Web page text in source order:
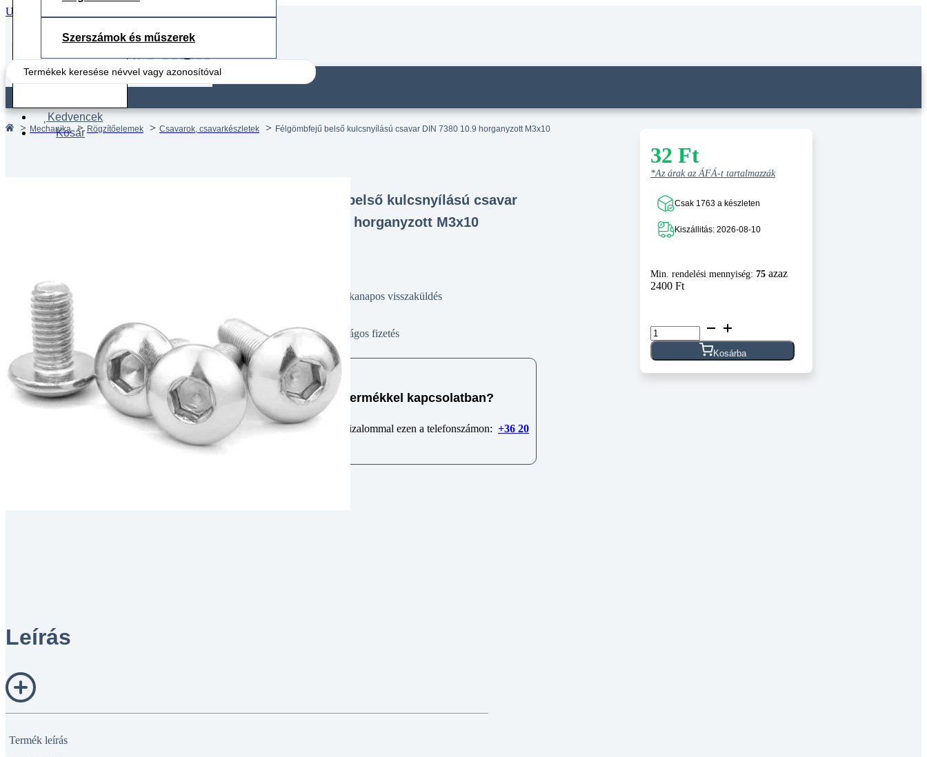
Ugrás a fő tartalomhoz
Search
...
Kedvencek
Kosár
Szerszámok és műszerek
Mechanika Rögzítőelemek Csavarok, csavarkészletek Félgömbfejű belső kulcsnyílású csavar DIN 7380 10.9 horganyzott M3x10
Félgömbfejű belső kulcsnyílású csavar
DIN 7380 10.9 horganyzott M3x10
14 munkanapos visszaküldés
Biztonságos fizetés
Kérdése van termékkel kapcsolatban?
Keressen minket bizalommal ezen a telefonszámon: +36 20
Leírás
Termék leírás
32 Ft
*Az árak az ÁFÁ-t tartalmazzák
Csak 1763 a készleten
Kiszállitás: 2026-08-10
Min. rendelési mennyiség: 75 azaz
2400 Ft
Félgömbfejű
belső
kulcsnyílású
csavar
DIN
Kosárba